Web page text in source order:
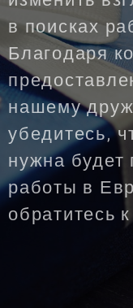
в поисках
Благодаря
нашему
убедитесь,
нужна будет
работы в
обратитесь